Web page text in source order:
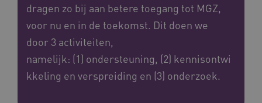
dragen zo bij aan betere toegang tot MGZ,
voor nu en in de toekomst. Dit doen we
door 3 activiteiten,
namelijk: (1) ondersteuning, (2) kennisontwi
kkeling en verspreiding en (3) onderzoek.